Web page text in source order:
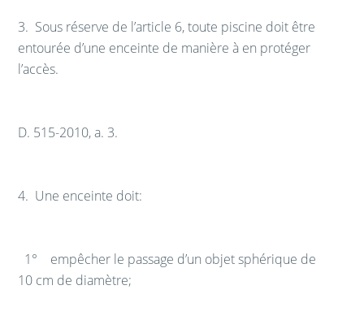
3. Sous réserve de l’article 6, toute piscine doit être
entourée d’une enceinte de manière à en protéger
l’accès.
D. 515-2010, a. 3.
4. Une enceinte doit:
1° empêcher le passage d’un objet sphérique de
10 cm de diamètre;